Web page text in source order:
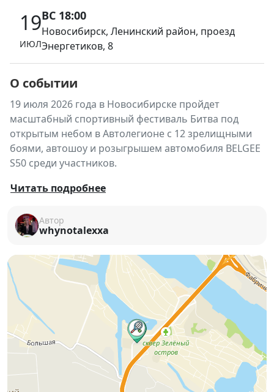
19
ИЮЛ
ВС 18:00
Новосибирск, Ленинский район, проезд
Энергетиков, 8
О событии
19 июля 2026 года в Новосибирске пройдет
масштабный спортивный фестиваль Битва под
открытым небом в Автолегионе с 12 зрелищными
боями, автошоу и розыгрышем автомобиля BELGEE
S50 среди участников.
Главное событие лета для любителей спорта,
на площадке «Автолегион». Гостей ждут ММА,
рукопашный бой, тайский бокс, полноконтактные
настоящего фестиваля 🔥
В программе:
🥊12 боёв по единоборствам :
— ММА;
— рукопашный бой;
— полноконтактный бой;
— универсальный бой;
— тайский бокс.
Читать подробнее
Автор
whynotalexxa